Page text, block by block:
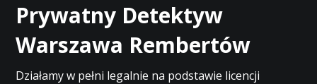
Prywatny Detektyw
Warszawa Rembertów
Działamy w pełni legalnie na podstawie licencji